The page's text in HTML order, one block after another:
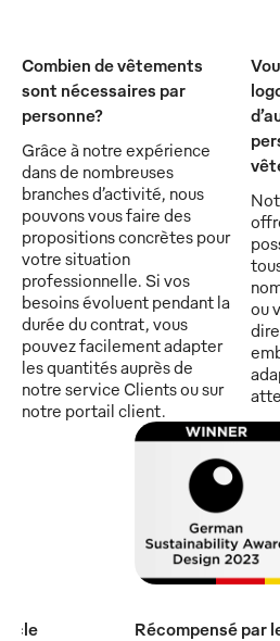
Combien de vêtements
sont nécessaires par
personne?
Grâce à notre expérience
dans de nombreuses
branches d’activité, nous
pouvons vous faire des
propositions concrètes pour
votre situation
professionnelle. Si vos
besoins évoluent pendant la
durée du contrat, vous
pouvez facilement adapter
les quantités auprès de
notre service Clients ou sur
notre portail client.
ou
Récompensé par